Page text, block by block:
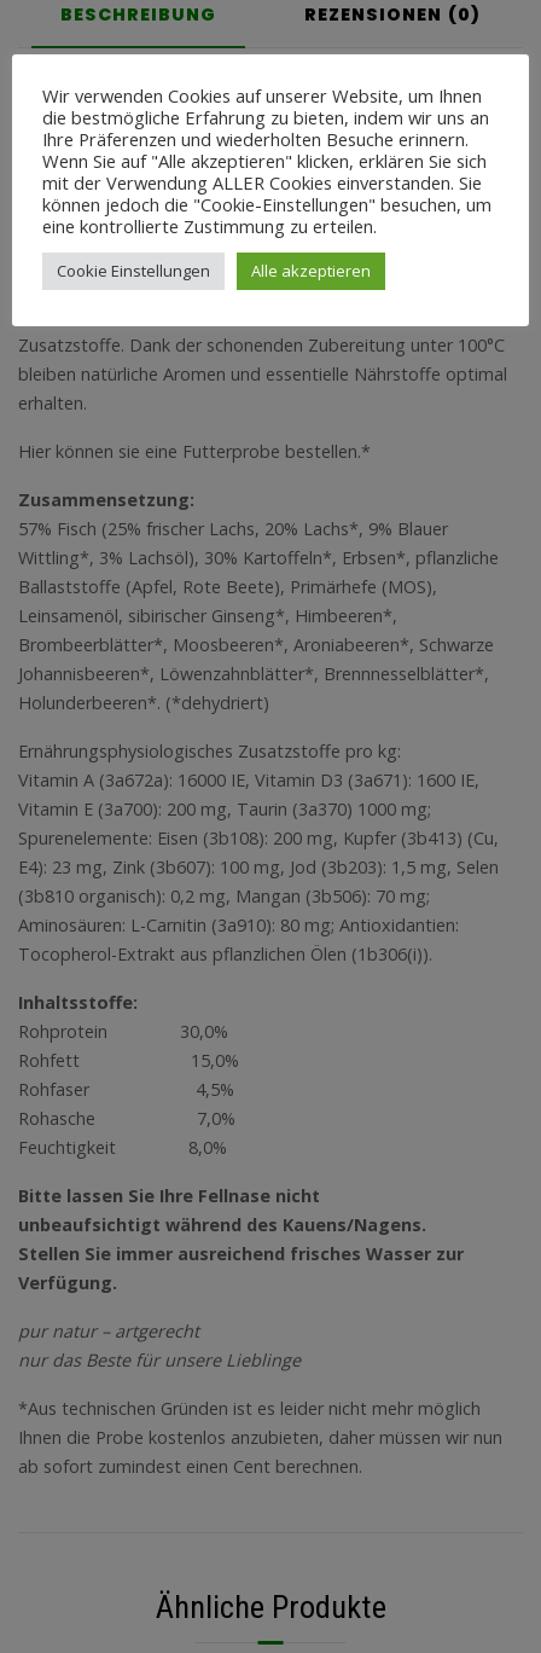
BESCHREIBUNG REZENSIONEN (0)
Beschreibung
Die Premium Hundenahrung von Leitwolf setzt konsequent auf
eine einzige tierische Proteinquelle, was ideal ist für Hunde mit
Allergien oder sensibler Verdauung. Es hat einen hohen
Fleischanteil von mindestens 50% und ist getreidefrei. Das
Futter bietet ein optimales Omega-3/6 – Verhältnis und einen
Superfood-Mix aus Beeren und Kräutern. Es besteht aus rein
Zusatzstoffe. Dank der schonenden Zubereitung unter 100°C
bleiben natürliche Aromen und essentielle Nährstoffe optimal
erhalten.
Hier können sie eine Futterprobe bestellen.*
Zusammensetzung:
57% Fisch (25% frischer Lachs, 20% Lachs*, 9% Blauer
Wittling*, 3% Lachsöl), 30% Kartoffeln*, Erbsen*, pflanzliche
Ballaststoffe (Apfel, Rote Beete), Primärhefe (MOS),
Leinsamenöl, sibirischer Ginseng*, Himbeeren*,
Brombeerblätter*, Moosbeeren*, Aroniabeeren*, Schwarze
Johannisbeeren*, Löwenzahnblätter*, Brennnesselblätter*,
Holunderbeeren*. (*dehydriert)
Ernährungsphysiologisches Zusatzstoffe pro kg:
Vitamin A (3a672a): 16000 IE, Vitamin D3 (3a671): 1600 IE,
Vitamin E (3a700): 200 mg, Taurin (3a370) 1000 mg;
Spurenelemente: Eisen (3b108): 200 mg, Kupfer (3b413) (Cu,
E4): 23 mg, Zink (3b607): 100 mg, Jod (3b203): 1,5 mg, Selen
(3b810 organisch): 0,2 mg, Mangan (3b506): 70 mg;
Aminosäuren: L-Carnitin (3a910): 80 mg; Antioxidantien:
Tocopherol-Extrakt aus pflanzlichen Ölen (1b306(i)).
Inhaltsstoffe:
Rohprotein 30,0%
Rohfett 15,0%
Rohfaser 4,5%
Rohasche 7,0%
Feuchtigkeit 8,0%
Bitte lassen Sie Ihre Fellnase nicht
unbeaufsichtigt während des Kauens/Nagens.
Stellen Sie immer ausreichend frisches Wasser zur
Verfügung.
pur natur – artgerecht
nur das Beste für unsere Lieblinge
*Aus technischen Gründen ist es leider nicht mehr möglich
Ihnen die Probe kostenlos anzubieten, daher müssen wir nun
ab sofort zumindest einen Cent berechnen.
Ähnliche Produkte
Wir verwenden Cookies auf unserer Website, um Ihnen
die bestmögliche Erfahrung zu bieten, indem wir uns an
Ihre Präferenzen und wiederholten Besuche erinnern.
Wenn Sie auf "Alle akzeptieren" klicken, erklären Sie sich
mit der Verwendung ALLER Cookies einverstanden. Sie
können jedoch die "Cookie-Einstellungen" besuchen, um
eine kontrollierte Zustimmung zu erteilen.
Cookie Einstellungen Alle akzeptieren